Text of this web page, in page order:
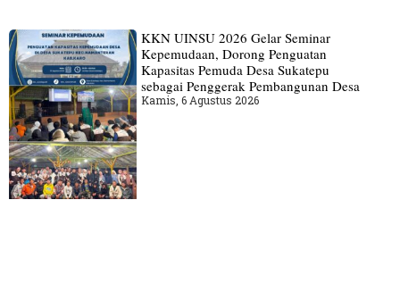
KKN UINSU 2026 Gelar Seminar
Kepemudaan, Dorong Penguatan
Kapasitas Pemuda Desa Sukatepu
sebagai Penggerak Pembangunan Desa
Kamis, 6 Agustus 2026